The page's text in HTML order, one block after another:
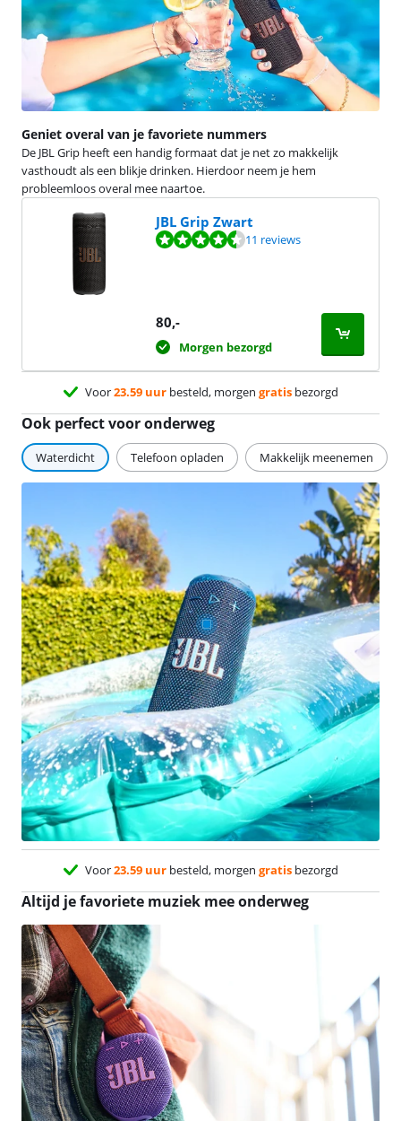
Geniet overal van je favoriete nummers
De JBL Grip heeft een handig formaat dat je net zo makkelijk
vasthoudt als een blikje drinken. Hierdoor neem je hem
probleemloos overal mee naartoe.
JBL Grip Zwart
Beoordeling is 9,2 van de 10, gebaseerd op 11 reviews.
11 reviews
80,-
Morgen bezorgd
Voor23.59 uurbesteld, morgen gratisbezorgd
Ook perfect voor onderweg
Waterdicht Telefoon opladen Makkelijk meenemen
Voor23.59 uurbesteld, morgen gratisbezorgd
Altijd je favoriete muziek mee onderweg